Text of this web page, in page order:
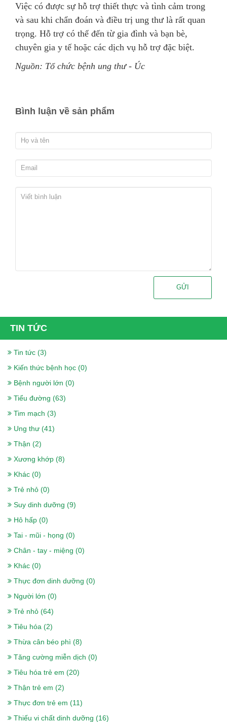
Việc có được sự hỗ trợ thiết thực và tình cảm trong
và sau khi chẩn đoán và điều trị ung thư là rất quan
trọng. Hỗ trợ có thể đến từ gia đình và bạn bè,
chuyên gia y tế hoặc các dịch vụ hỗ trợ đặc biệt.
Nguồn: Tổ chức bệnh ung thư - Úc
Bình luận về sản phẩm
GỬI
TIN TỨC
Tin tức (3)
Kiến thức bệnh học (0)
Bệnh người lớn (0)
Tiểu đường (63)
Tim mạch (3)
Ung thư (41)
Thận (2)
Xương khớp (8)
Khác (0)
Trẻ nhỏ (0)
Suy dinh dưỡng (9)
Hô hấp (0)
Tai - mũi - họng (0)
Chân - tay - miệng (0)
Khác (0)
Thực đơn dinh dưỡng (0)
Người lớn (0)
Trẻ nhỏ (64)
Tiêu hóa (2)
Thừa cân béo phì (8)
Tăng cường miễn dịch (0)
Tiêu hóa trẻ em (20)
Thận trẻ em (2)
Thực đơn trẻ em (11)
Thiếu vi chất dinh dưỡng (16)